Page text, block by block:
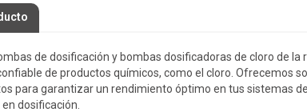
de dosificación y bombas dosificadoras de cloro de
de productos químicos, como el cloro. Ofrecemos
para garantizar un rendimiento óptimo en tus sistemas
dosificación.